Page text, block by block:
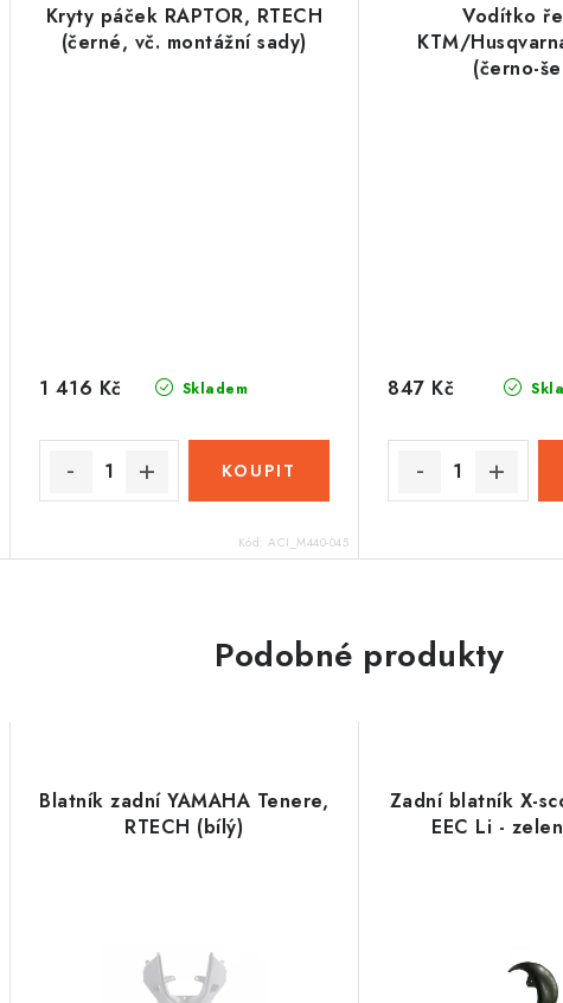
Kryty páček RAPTOR, RTECH
(černé, vč. montážní sady)
Skladem
1 416 Kč
Kód: ACI_M440-045
Vodítko
KTM/
(černo-
847 Kč
Podobné produkty
Blatník zadní YAMAHA Tenere,
RTECH (bílý)
Zadní blatník X-
EEC Li -